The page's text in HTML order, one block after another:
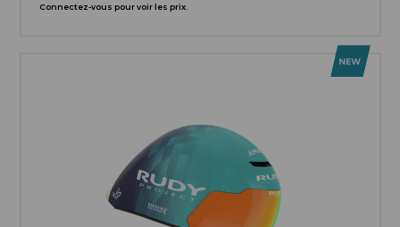
Connectez-vous pour voir les prix.